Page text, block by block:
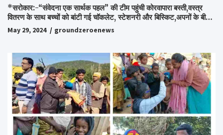
*सरोकार:-“संवेदना एक सार्थक पहल” की टीम पहुंची कोरवापारा बस्ती,वस्त्र
वितरण के साथ बच्चों को बांटी गई चॉकलेट, स्टेशनरी और बिस्किट,अपनों के बीच
अपनों को पाकर भाव विभोर हुए लोग,संवेदना समूह के संस्थापक स्व.विश्वबंधु को
किया गया याद,समाजसेवी और समूह के लोगों ने रखी अपनी राय,कहा स्व.शर्मा के
May 29, 2024 groundzeroenews